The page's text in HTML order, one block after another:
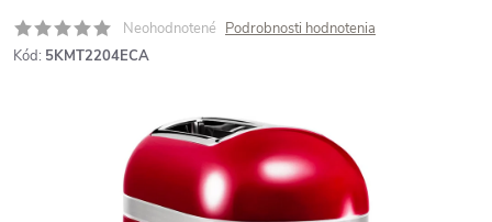
Neohodnotené Podrobnosti hodnotenia
Kód: 5KMT2204ECA